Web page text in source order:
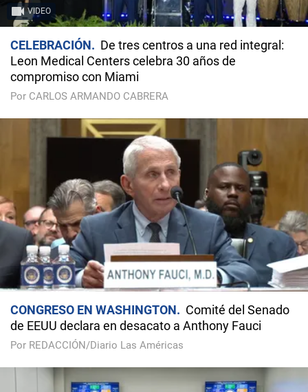
VIDEO
CELEBRACIÓN
De tres centros a una red integral:
Leon Medical Centers celebra 30 años de
compromiso con Miami
Por CARLOS ARMANDO CABRERA
CONGRESO EN WASHINGTON
Comité del Senado
de EEUU declara en desacato a Anthony Fauci
Por REDACCIÓN/Diario Las Américas